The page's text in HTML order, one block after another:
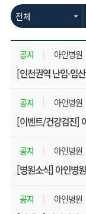
공지
[인천권역 난임·임
아인병원
공지
[이벤트/건강검진]
아인병원
공지
[병원소식] 아인병
아인병원
공지 아인병원